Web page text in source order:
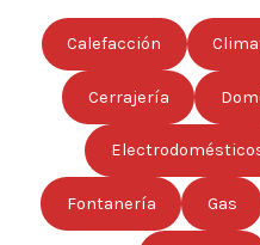
Calefacción
Cerrajería
Fontanería Gas